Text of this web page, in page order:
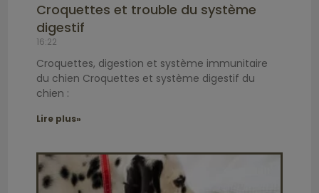
Croquettes et trouble du système
digestif
16:22
Croquettes, digestion et système immunitaire
du chien Croquettes et système digestif du
chien :
Lire plus»